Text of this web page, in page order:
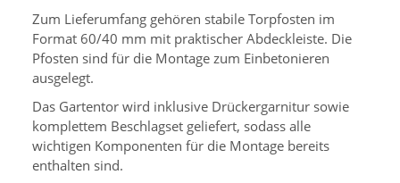
Zum Lieferumfang gehören stabile Torpfosten im
Format 60/40 mm mit praktischer Abdeckleiste. Die
Pfosten sind für die Montage zum Einbetonieren
ausgelegt.
Das Gartentor wird inklusive Drückergarnitur sowie
komplettem Beschlagset geliefert, sodass alle
wichtigen Komponenten für die Montage bereits
enthalten sind.